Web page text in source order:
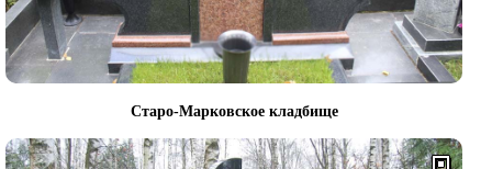
Старо-Марковское кладбище